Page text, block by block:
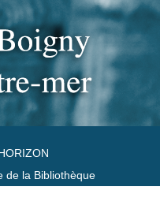
de la Bibliothèque